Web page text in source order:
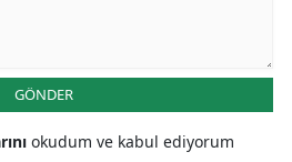
GÖNDER
okudum ve kabul ediyorum